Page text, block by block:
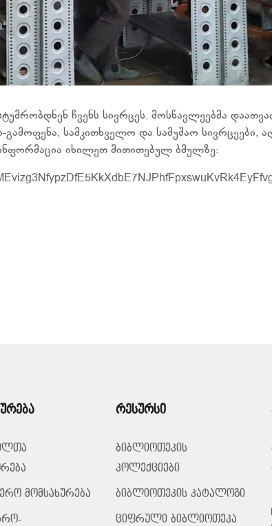
ჩვენს სივრცეს. მოსწავლეებმა
სამკითხველო და სამუშაო სივრცეები,
იხილეთ მითითებულ ბმულზე:
მომსახურება
რესურსი
ბიბლიოთეკის
კოლექციები
ბიბლიოთეკის კატალოგი
ციფრული ბიბლიოთეკა